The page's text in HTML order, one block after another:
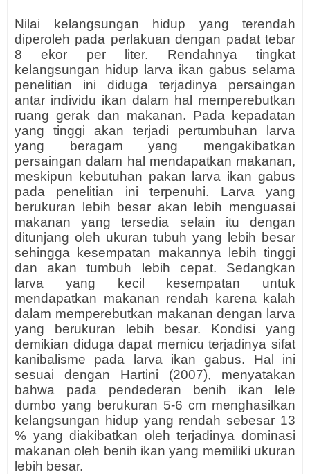
Nilai kelangsungan hidup yang terendah
diperoleh pada perlakuan dengan padat tebar
8 ekor per liter. Rendahnya tingkat
kelangsungan hidup larva ikan gabus selama
penelitian ini diduga terjadinya persaingan
antar individu ikan dalam hal memperebutkan
ruang gerak dan makanan. Pada kepadatan
yang tinggi akan terjadi pertumbuhan larva
yang beragam yang mengakibatkan
persaingan dalam hal mendapatkan makanan,
meskipun kebutuhan pakan larva ikan gabus
pada penelitian ini terpenuhi. Larva yang
berukuran lebih besar akan lebih menguasai
makanan yang tersedia selain itu dengan
ditunjang oleh ukuran tubuh yang lebih besar
sehingga kesempatan makannya lebih tinggi
dan akan tumbuh lebih cepat. Sedangkan
larva yang kecil kesempatan untuk
mendapatkan makanan rendah karena kalah
dalam memperebutkan makanan dengan larva
yang berukuran lebih besar. Kondisi yang
demikian diduga dapat memicu terjadinya sifat
kanibalisme pada larva ikan gabus. Hal ini
sesuai dengan Hartini (2007), menyatakan
bahwa pada pendederan benih ikan lele
dumbo yang berukuran 5-6 cm menghasilkan
kelangsungan hidup yang rendah sebesar 13
% yang diakibatkan oleh terjadinya dominasi
makanan oleh benih ikan yang memiliki ukuran
lebih besar.